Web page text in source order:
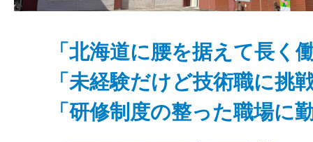
「北海道に腰を据えて長く
「未経験だけど技術職に挑
「研修制度の整った職場に